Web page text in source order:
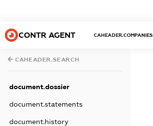
CONTR AGENT CAHEADER.COMPANIES
CAHEADER.SEARCH
document.dossier
document.statements
document.history